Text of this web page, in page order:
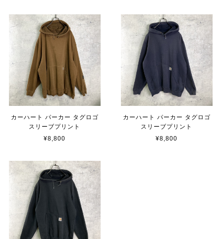
カーハート パーカー タグロゴ
スリーブプリント
¥8,800
カーハート パーカー タグロゴ
スリーブプリント
¥8,800